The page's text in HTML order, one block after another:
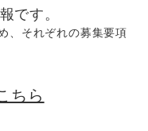
です。
、それぞれの募集要項
ちら